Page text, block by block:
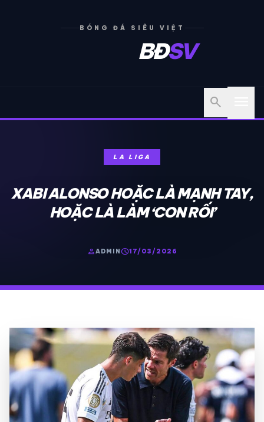
BÓNG ĐÁ SIÊU VIỆT
BĐSV
search
LA LIGA
XABI ALONSO HOẶC LÀ MẠNH TAY,
HOẶC LÀ LÀM ‘CON RỐI’
personADMINschedule17/03/2026